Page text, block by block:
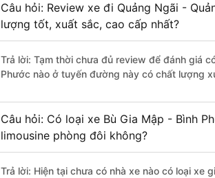
Câu hỏi: Review xe đi Quảng Ngãi -
lượng tốt, xuất sắc, cao cấp nhất?
Trả lời: Tạm thời chưa đủ review để đánh giá
Phước nào ở tuyến đường này có chất lượng
Câu hỏi: Có loại xe Bù Gia Mập - Bình
limousine phòng đôi không?
Trả lời: Hiện tại chưa có nhà xe nào có loại xe